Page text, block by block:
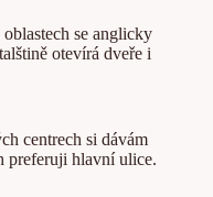
se anglicky
otevírá dveře i
centrech si dávám
preferuji hlavní ulice.